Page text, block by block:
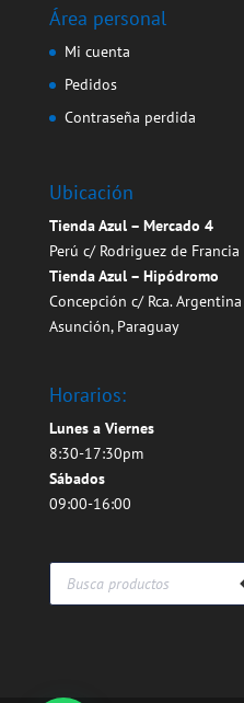
Área personal
Mi cuenta
Pedidos
Contraseña perdida
Ubicación
Tienda Azul – Mercado 4
Perú c/ Rodriguez de Francia
Tienda Azul – Hipódromo
Concepción c/ Rca. Argentina
Asunción, Paraguay
Horarios:
Lunes a Viernes
8:30-17:30pm
Sábados
09:00-16:00
Búsqueda
productos